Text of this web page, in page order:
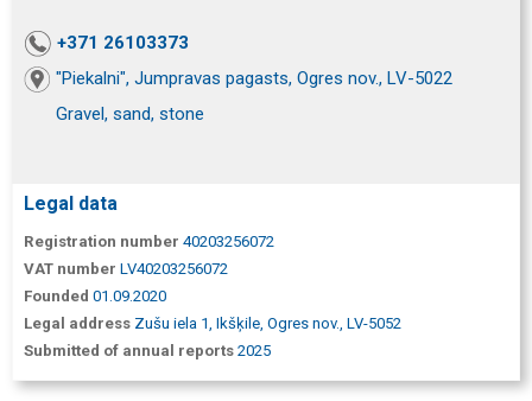
+371 26103373
"Piekalni", Jumpravas pagasts, Ogres nov., LV-5022
Gravel, sand, stone
Legal data
Registration number 40203256072
VAT number LV40203256072
Founded 01.09.2020
Legal address Zušu iela 1, Ikšķile, Ogres nov., LV-5052
Submitted of annual reports 2025